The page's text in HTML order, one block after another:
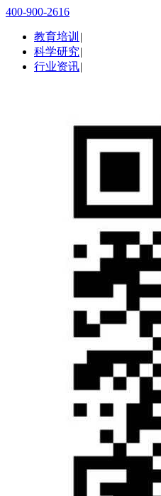
400-900-2616
教育培训 |
科学研究|
行业资讯|